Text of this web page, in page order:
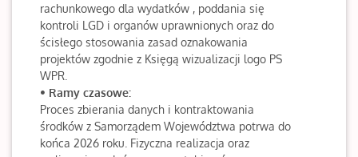
rachunkowego dla wydatków , poddania się
kontroli LGD i organów uprawnionych oraz do
ścisłego stosowania zasad oznakowania
projektów zgodnie z Księgą wizualizacji logo PS
WPR.
• Ramy czasowe:
Proces zbierania danych i kontraktowania
środków z Samorządem Województwa potrwa do
końca 2026 roku. Fizyczna realizacja oraz